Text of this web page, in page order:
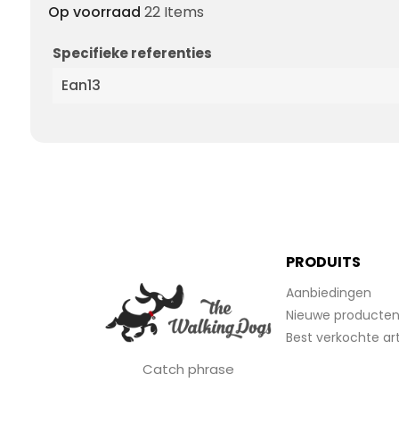
Op voorraad 22 Items
Specifieke referenties
Ean13
Catch phrase
PRODUITS
Aanbiedingen
Nieuwe producten
Best verkochte